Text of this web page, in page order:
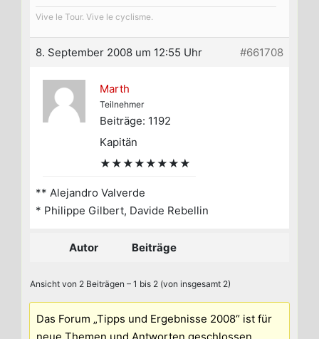
Vive le Tour. Vive le cyclisme.
8. September 2008 um 12:55 Uhr #661708
Marth
Teilnehmer
Beiträge: 1192
Kapitän
★★★★★★★★
** Alejandro Valverde
* Philippe Gilbert, Davide Rebellin
Autor Beiträge
Ansicht von 2 Beiträgen – 1 bis 2 (von insgesamt 2)
Das Forum „Tipps und Ergebnisse 2008“ ist für
neue Themen und Antworten geschlossen.